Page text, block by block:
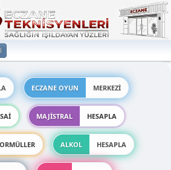
ECZANE OYUN MERKEZİ
MAJİSTRAL HESAPLA
ALKOL HESAPLA